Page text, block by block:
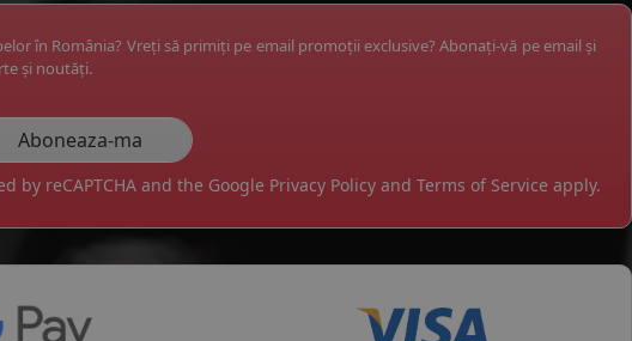
în România? Vreți să primiți pe email promoții exclusive? Abonați-vă pe email și
și noutăți.
by reCAPTCHA and the Google Privacy Policy and Terms of Service apply.